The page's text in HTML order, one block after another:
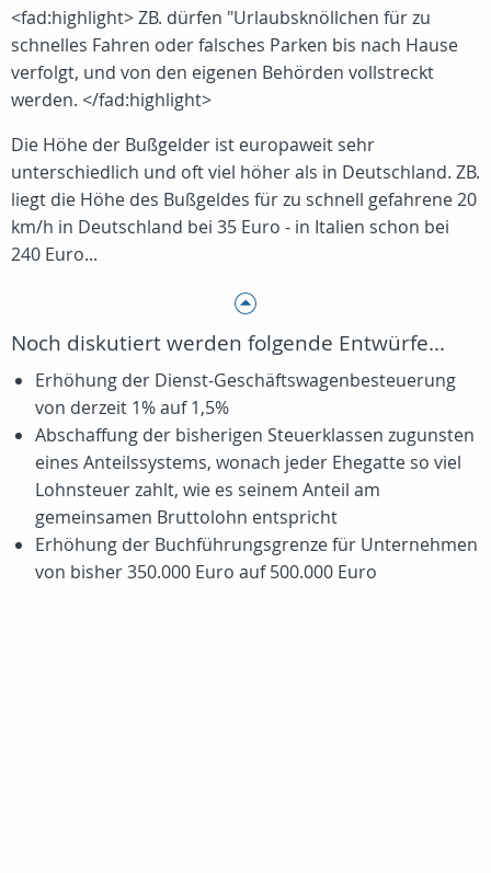
<fad:highlight> ZB. dürfen "Urlaubsknöllchen für zu
schnelles Fahren oder falsches Parken bis nach Hause
verfolgt, und von den eigenen Behörden vollstreckt
werden. </fad:highlight>
Die Höhe der Bußgelder ist europaweit sehr
unterschiedlich und oft viel höher als in Deutschland. ZB.
liegt die Höhe des Bußgeldes für zu schnell gefahrene 20
km/h in Deutschland bei 35 Euro - in Italien schon bei
240 Euro...
Noch diskutiert werden folgende Entwürfe...
Erhöhung der Dienst-Geschäftswagenbesteuerung
von derzeit 1% auf 1,5%
Abschaffung der bisherigen Steuerklassen zugunsten
eines Anteilssystems, wonach jeder Ehegatte so viel
Lohnsteuer zahlt, wie es seinem Anteil am
gemeinsamen Bruttolohn entspricht
Erhöhung der Buchführungsgrenze für Unternehmen
von bisher 350.000 Euro auf 500.000 Euro